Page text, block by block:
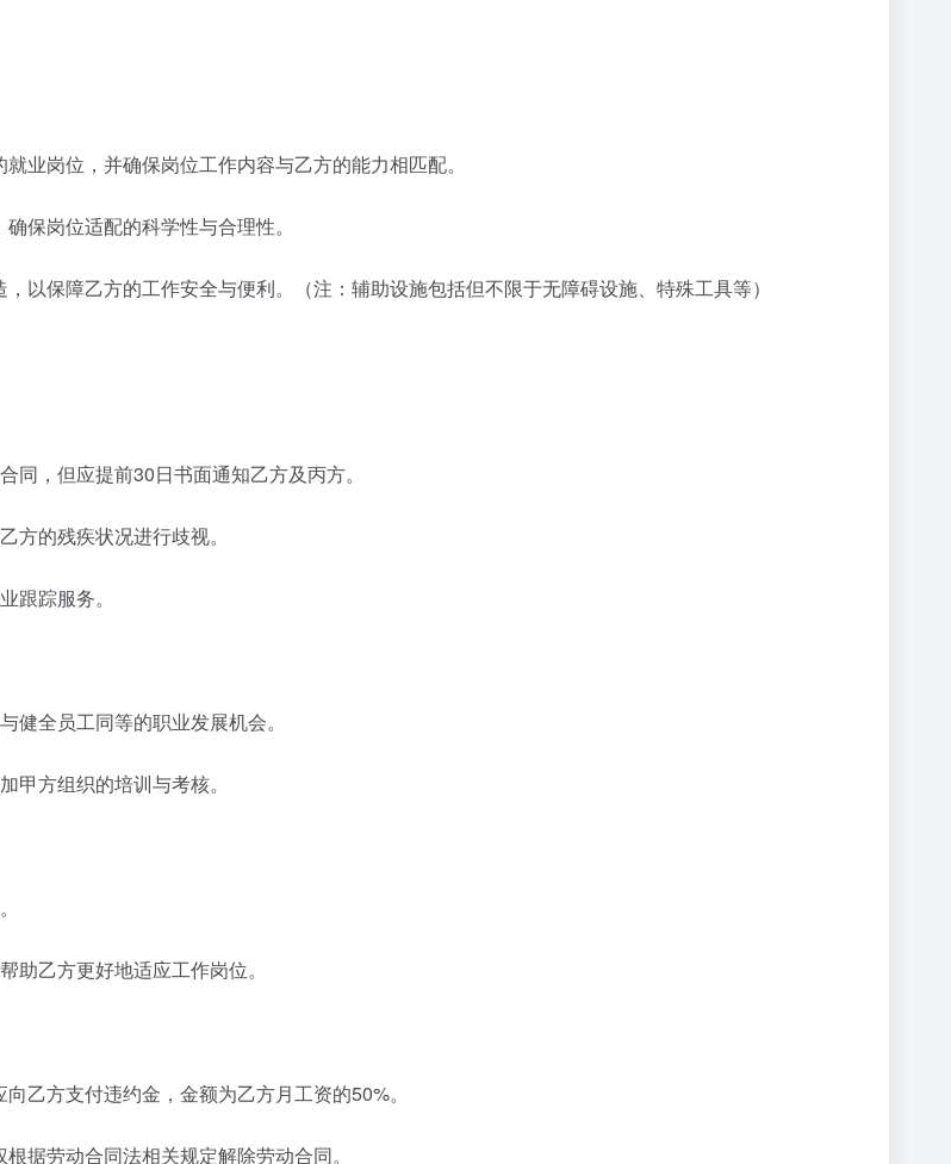
岗位，并确保岗位工作内容与乙方的能力相匹配。
岗位适配的科学性与合理性。
保障乙方的工作安全与便利。（注：辅助设施包括但不限于无障碍设施、特殊工具等）
，但应提前30日书面通知乙方及丙方。
的残疾状况进行歧视。
踪服务。
全员工同等的职业发展机会。
方组织的培训与考核。
乙方更好地适应工作岗位。
方支付违约金，金额为乙方月工资的50%。
劳动合同法相关规定解除劳动合同。